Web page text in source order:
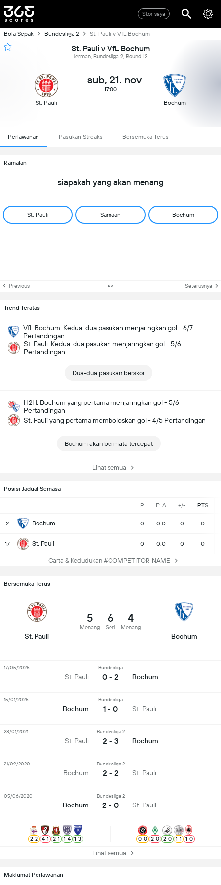
Skor saya
Bola Sepak Bundesliga 2 St. Pauli v VfL Bochum
St. Pauli v VfL Bochum
Jerman, Bundesliga 2, Round 12
St. Pauli
sub, 21. nov
17:00
Bochum
Perlawanan Pasukan Streaks Bersemuka Terus
Ramalan
siapakah yang akan menang
St. Pauli Samaan Bochum
Previous Seterusnya
Trend Teratas
VfL Bochum: Kedua-dua pasukan menjaringkan gol - 6/7
Pertandingan
St. Pauli: Kedua-dua pasukan menjaringkan gol - 5/6
Pertandingan
Dua-dua pasukan berskor
H2H: Bochum yang pertama menjaringkan gol - 5/6
Pertandingan
St. Pauli yang pertama memboloskan gol - 4/5 Pertandingan
Bochum akan bermata tercepat
Lihat semua
Posisi Jadual Semasa
P F: A +/- PTS
2 Bochum 0 0:0 0 0
17 St. Pauli 0 0:0 0 0
Carta & Kedudukan #COMPETITOR_NAME
Maklumat Perlawanan
Bersemuka Terus
St. Pauli
5
Menang
6
Seri
4
Menang
Bochum
St. Pauli
Bundesliga
0 - 2 Bochum
17/05/2025
Bochum
Bundesliga
1 - 0 St. Pauli
15/01/2025
St. Pauli
Bundesliga 2
2 - 3 Bochum
28/01/2021
Bochum
Bundesliga 2
2 - 2 St. Pauli
21/09/2020
Bochum
Bundesliga 2
2 - 0 St. Pauli
05/06/2020
2-2 4-1 2-1 1-4 1-3 0-0 2-0 2-0 1-1 1-0
Lihat semua